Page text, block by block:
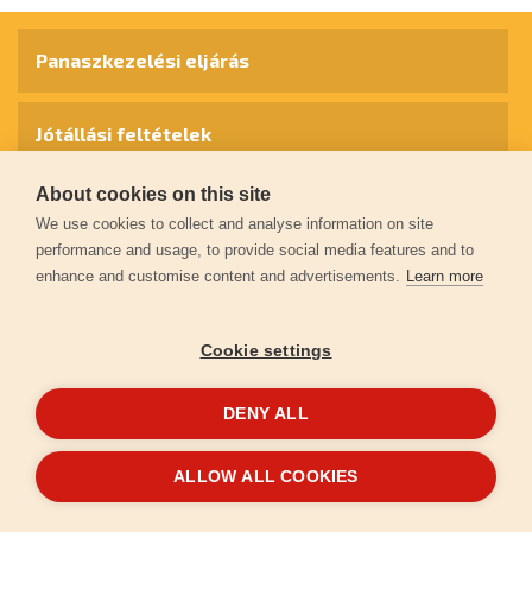
© 2026extol.hu- Minden jog fenntartva
Panaszkezelési eljárás
Jótállási feltételek
Személyes adatok védelme
Kapcsolat
Garancia regisztráció
LétrehoztaFEO
About cookies on this site
We use cookies to collect and analyse information on site
performance and usage, to provide social media features and to
enhance and customise content and advertisements. Learn more
Cookie settings
DENY ALL
ALLOW ALL COOKIES